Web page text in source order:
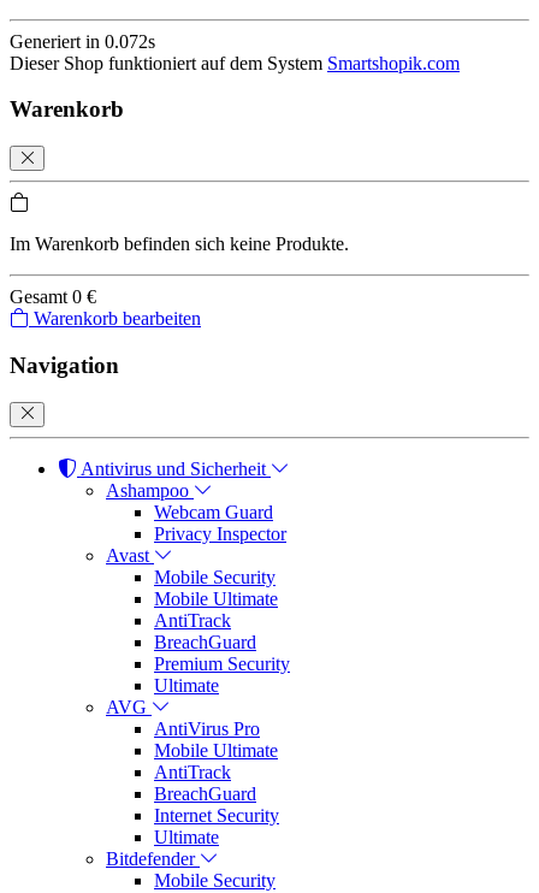
Generiert in 0.072s
Dieser Shop funktioniert auf dem System Smartshopik.com
Warenkorb
Im Warenkorb befinden sich keine Produkte.
Gesamt 0 €
Warenkorb bearbeiten
Navigation
Antivirus und Sicherheit
Ashampoo
Webcam Guard
Privacy Inspector
Avast
Mobile Security
Mobile Ultimate
AntiTrack
BreachGuard
Premium Security
Ultimate
AVG
AntiVirus Pro
Mobile Ultimate
AntiTrack
BreachGuard
Internet Security
Ultimate
Bitdefender
Mobile Security